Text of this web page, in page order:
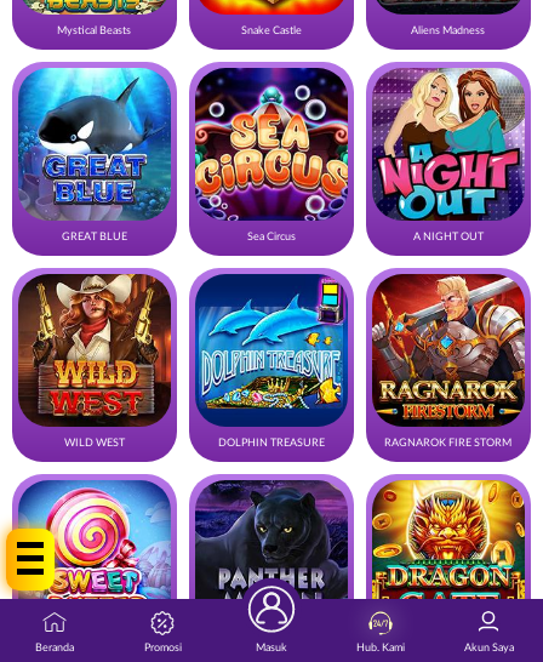
Tap Me !
Sea Circus
DRAGON GATE
PANTHER MOON
A NIGHT OUT
Aliens Madness
Sweet Buffet
GREAT BLUE
DOLPHIN TREASURE
WILD WEST RAGNAROK FIRE STORM
Mystical Beasts Snake Castle
Beranda Promosi Masuk Hub. Kami Akun Saya